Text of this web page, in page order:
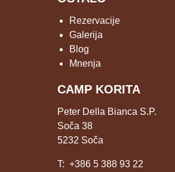
Rezervacije
Galerija
Blog
Mnenja
CAMP KORITA
Peter Della Bianca S.P.
Soča 38
5232 Soča
T: +386 5 388 93 22